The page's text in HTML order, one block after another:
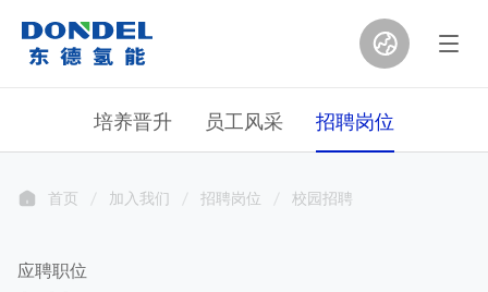
培养晋升 员工风采 招聘岗位
首页 加入我们 招聘岗位 校园招聘
应聘职位